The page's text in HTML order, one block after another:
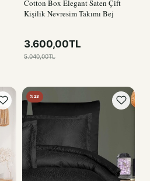
Cotton Box Elegant Saten Çift
Kişilik Nevresim Takımı Bej
3.600,00TL
5.040,00TL
%23